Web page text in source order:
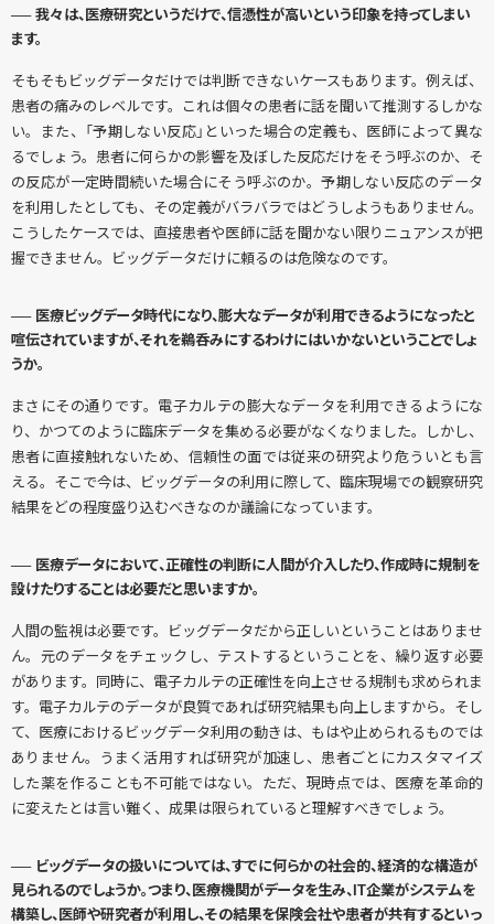
── 我々は、医療研究というだけで、信憑性が高いという印象を持ってしまい
ます。
そもそもビッグデータだけでは判断できないケースもあります。例えば、
患者の痛みのレベルです。これは個々の患者に話を聞いて推測するしかな
い。また、「予期しない反応」といった場合の定義も、医師によって異な
るでしょう。患者に何らかの影響を及ぼした反応だけをそう呼ぶのか、そ
の反応が一定時間続いた場合にそう呼ぶのか。予期しない反応のデータ
を利用したとしても、その定義がバラバラではどうしようもありません。
こうしたケースでは、直接患者や医師に話を聞かない限りニュアンスが把
握できません。ビッグデータだけに頼るのは危険なのです。
── 医療ビッグデータ時代になり、膨大なデータが利用できるようになったと
喧伝されていますが、それを鵜呑みにするわけにはいかないということでしょ
うか。
まさにその通りです。電子カルテの膨大なデータを利用できるようにな
り、かつてのように臨床データを集める必要がなくなりました。しかし、
患者に直接触れないため、信頼性の面では従来の研究より危ういとも言
える。そこで今は、ビッグデータの利用に際して、臨床現場での観察研究
結果をどの程度盛り込むべきなのか議論になっています。
── 医療データにおいて、正確性の判断に人間が介入したり、作成時に規制を
設けたりすることは必要だと思いますか。
人間の監視は必要です。ビッグデータだから正しいということはありませ
ん。元のデータをチェックし、テストするということを、繰り返す必要
があります。同時に、電子カルテの正確性を向上させる規制も求められま
す。電子カルテのデータが良質であれば研究結果も向上しますから。そし
て、医療におけるビッグデータ利用の動きは、もはや止められるものでは
ありません。うまく活用すれば研究が加速し、患者ごとにカスタマイズ
した薬を作ることも不可能ではない。ただ、現時点では、医療を革命的
に変えたとは言い難く、成果は限られていると理解すべきでしょう。
── ビッグデータの扱いについては、すでに何らかの社会的、経済的な構造が
見られるのでしょうか。つまり、医療機関がデータを生み、IT企業がシステムを
構築し、医師や研究者が利用し、その結果を保険会社や患者が共有するといっ